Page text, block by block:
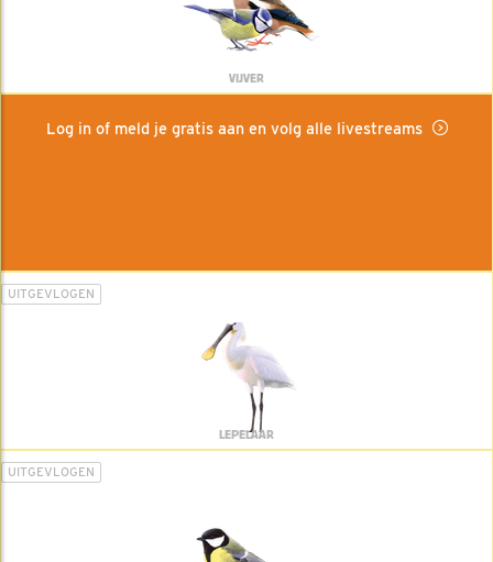
VIJVER
Log in of meld je gratis aan en volg alle livestreams
UITGEVLOGEN
LEPELAAR
UITGEVLOGEN